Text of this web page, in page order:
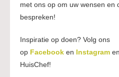
met ons op om uw wensen en
bespreken!
Inspiratie op doen? Volg ons
op Facebook en Instagram
HuisChef!